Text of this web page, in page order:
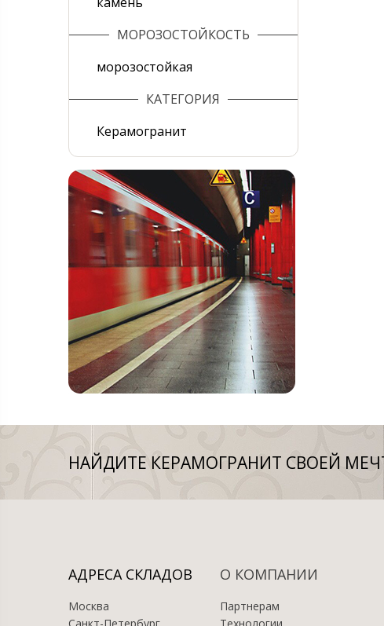
МОРОЗОСТОЙКОСТЬ
морозостойкая
КАТЕГОРИЯ
Керамогранит
НАЙДИТЕ КЕРАМОГРАНИТ СВОЕЙ
АДРЕСА СКЛАДОВ
Москва
О КОМПАНИИ
Партнерам